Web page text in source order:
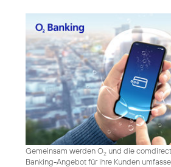
Gemeinsam werden O2 und die
Banking-Angebot für ihre Kunden